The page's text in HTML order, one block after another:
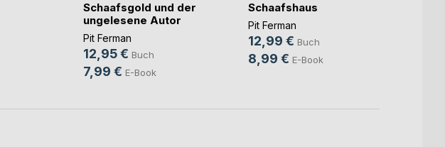
Schaafsgold und der
ungelesene Autor
Pit Ferman
12,95 € Buch
7,99 € E-Book
Schaafshaus
Pit Ferman
12,99 € Buch
8,99 € E-Book